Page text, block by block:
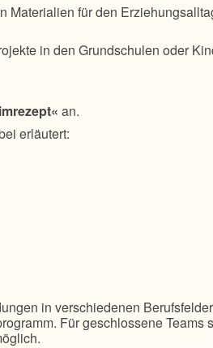
Materialien für den
in den Grundschulen oder
an.
erläutert:
in verschiedenen
Für geschlossene Teams